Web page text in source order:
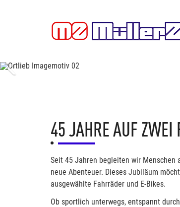
Previous
45 JAHRE AUF ZWEI
Seit 45 Jahren begleiten wir Menschen
neue Abenteuer. Dieses Jubiläum
ausgewählte Fahrräder und E-Bikes.
Ob sportlich unterwegs, entspannt